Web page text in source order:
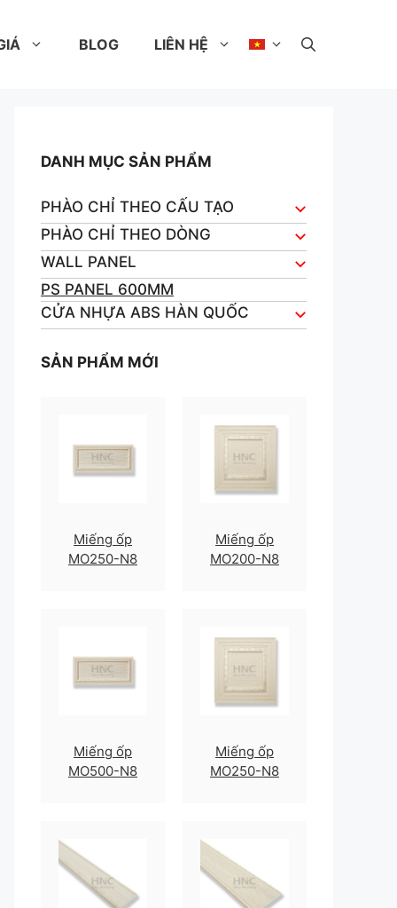
BLOG LIÊN HỆ
DANH MỤC SẢN PHẨM
PHÀO CHỈ THEO CẤU TẠO
PHÀO CHỈ THEO DÒNG
WALL PANEL
PS PANEL 600MM
CỬA NHỰA ABS HÀN QUỐC
SẢN PHẨM MỚI
Miếng ốp
MO250-N8
Miếng ốp
MO200-N8
Miếng ốp
MO500-N8
Miếng ốp
MO250-N8